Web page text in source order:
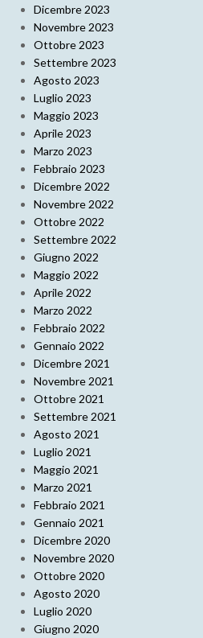
Dicembre 2023
Novembre 2023
Ottobre 2023
Settembre 2023
Agosto 2023
Luglio 2023
Maggio 2023
Aprile 2023
Marzo 2023
Febbraio 2023
Dicembre 2022
Novembre 2022
Ottobre 2022
Settembre 2022
Giugno 2022
Maggio 2022
Aprile 2022
Marzo 2022
Febbraio 2022
Gennaio 2022
Dicembre 2021
Novembre 2021
Ottobre 2021
Settembre 2021
Agosto 2021
Luglio 2021
Maggio 2021
Marzo 2021
Febbraio 2021
Gennaio 2021
Dicembre 2020
Novembre 2020
Ottobre 2020
Agosto 2020
Luglio 2020
Giugno 2020